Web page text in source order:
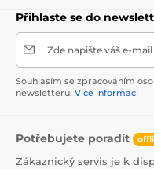
Přihlaste se do
Zde napište váš e-mail
Souhlasím se zpracováním
newsletteru. Více informací
Potřebujete poradit
Zákaznický servis je k